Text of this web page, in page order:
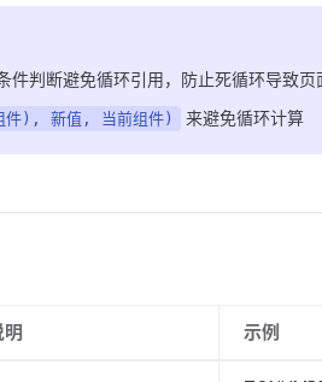
件判断避免循环引用，防止死循环导致页
件), 新值, 当前组件) 来避免循环计算
明 示例